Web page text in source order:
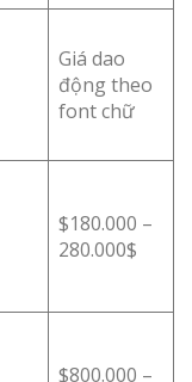
Giá dao
động theo
font chữ
$180.000 –
280.000$
$800.000 –